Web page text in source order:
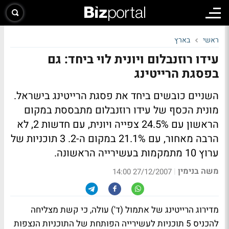
ראשי בארץ
עידו רוזנבלום ויונית לוי ביחד: גם
בפסגת הרייטינג
השניים כובשים ביחד את פסגת הרייטינג בישראל.
מונית הכסף של עידו רוזנבלום מתבססת במקום
הראשון עם 24.5% צפייה ויונית, עם חדשות 2, לא
הרבה מאחור, עם 21.1% במקום ה-2. 3 תוכניות של
ערוץ 10 מתמקמות בעשירייה הראשונה.
משה בנימין |
27/12/2007 14:00
מדירוג הרייטינג של אתמול (ד') עולה, כי קשת מצליחה
להכניס 5 תוכניות לעשירייה הפותחת של התוכניות הנצפות